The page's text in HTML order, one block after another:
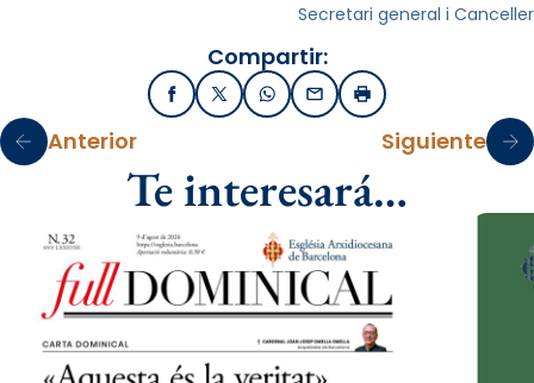
Secretari general i Canceller
Compartir:
FacebookX / TwitterWhatsApp
EmailImprimir
Anterior Siguiente
Te interesará…